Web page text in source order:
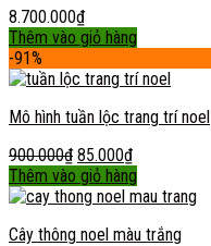
8.700.000₫
Thêm vào giỏ hàng
-91%
Mô hình tuần lộc trang trí noel
900.000₫ 85.000₫
Thêm vào giỏ hàng
Cây thông noel màu trắng